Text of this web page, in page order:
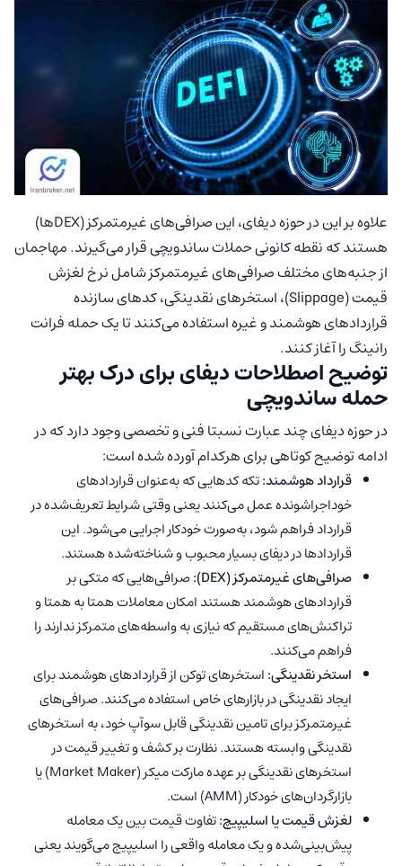
علاوه بر این در حوزه دیفای، این صرافی‌های غیرمتمرکز (DEXها)
هستند که نقطه کانونی حملات ساندویچی قرار می‌گیرند. مهاجمان
از جنبه‌های مختلف صرافی‌های غیرمتمرکز شامل نرخ لغزش
قیمت (Slippage)، استخرهای نقدینگی، کدهای سازنده
قراردادهای هوشمند و غیره استفاده می‌کنند تا یک حمله فرانت
رانینگ را آغاز کنند.
توضیح اصطلاحات دیفای برای درک بهتر
حمله ساندویچی
در حوزه دیفای چند عبارت نسبتا فنی و تخصصی وجود دارد که در
ادامه توضیح کوتاهی برای هرکدام آورده شده است:
قرارداد هوشمند:تکه کدهایی که به‌عنوان قراردادهای
خوداجراشونده عمل می‌کنند یعنی وقتی شرایط تعریف‌شده در
قرارداد فراهم شود، به‌صورت خودکار اجرایی می‌شود. این
قراردادها در دیفای بسیار محبوب و شناخته‌شده هستند.
صرافی‌های غیرمتمرکز (DEX
):صرافی‌هایی که متکی بر
قراردادهای هوشمند هستند امکان معاملات همتا به همتا و
تراکنش‌های مستقیم که نیازی به واسطه‌های متمرکز ندارند را
فراهم می‌کنند.
استخر نقدینگی:استخرهای توکن از قراردادهای هوشمند برای
ایجاد نقدینگی در بازارهای خاص استفاده می‌کنند. صرافی‌های
غیرمتمرکز برای تامین نقدینگی قابل سوآپ خود، به استخرهای
نقدینگی وابسته هستند. نظارت بر کشف و تغییر قیمت در
استخرهای نقدینگی بر عهده مارکت میکر (Market Maker) یا
بازارگردان‌های خودکار (AMM) است.
لغزش قیمت یا اسلیپیچ:تفاوت قیمت بین یک معامله
پیش‌بینی‌شده و یک معامله واقعی را اسلیپیج می‌گویند یعنی